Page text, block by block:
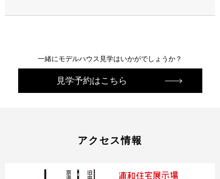
一緒にモデルハウス見学はいかがでしょうか？
見学予約はこちら
アクセス情報